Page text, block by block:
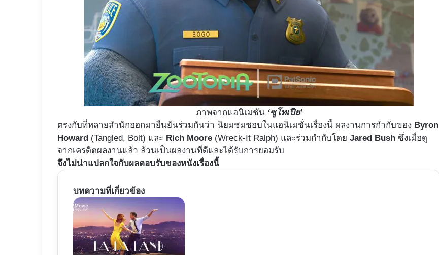
ภาพจากแอนิเมชัน ‘ซูโทเปีย’
ตรงกับที่หลายสำนักออกมายืนยันร่วมกันว่า นิยมชมชอบในแอนิเมชั่นเรื่องนี้ ผลงานการกำกับของ Byron
Howard (Tangled, Bolt) และ Rich Moore (Wreck-It Ralph) และร่วมกำกับโดยJared Bush ซึ่งเมื่อดู
จากเครดิตผลงานแล้ว ล้วนเป็นผลงานที่ดีและได้รับการยอมรับ
จึงไม่น่าแปลกใจกับผลตอบรับของหนังเรื่องนี้
บทความที่เกี่ยวข้อง